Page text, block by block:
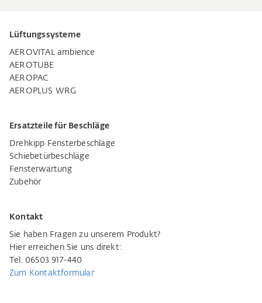
Lüftungssysteme
AEROVITAL ambience
AEROTUBE
AEROPAC
AEROPLUS WRG
Ersatzteile für Beschläge
Drehkipp Fensterbeschläge
Schiebetürbeschläge
Fensterwartung
Zubehör
Kontakt
Sie haben Fragen zu unserem Produkt?
Hier erreichen Sie uns direkt:
Tel. 06503 917-440
Zum Kontaktformular